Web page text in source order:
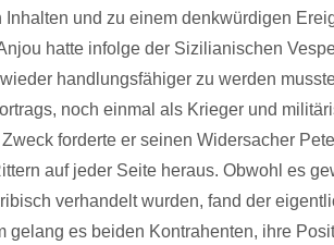
und zu einem denkwürdigen
hatte infolge der Sizilianischen
handlungsfähiger zu werden
noch einmal als Krieger und
forderte er seinen Widersacher
auf jeder Seite heraus. Obwohl es
verhandelt wurden, fand der
gelang es beiden Kontrahenten, ihre